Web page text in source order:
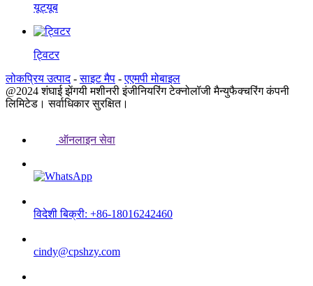
यूट्यूब
ट्विटर
लोकप्रिय उत्पाद-साइट मैप -एएमपी मोबाइल
@2024 शंघाई झेंगयी मशीनरी इंजीनियरिंग टेक्नोलॉजी मैन्युफैक्चरिंग कंपनी
लिमिटेड। सर्वाधिकार सुरक्षित।
ऑनलाइन सेवा
विदेशी बिक्री: +86-18016242460
cindy@cpshzy.com